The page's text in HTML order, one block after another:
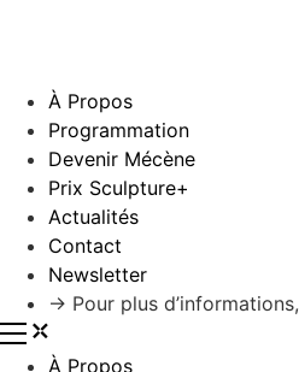
À Propos
Programmation
Devenir Mécène
Prix Sculpture+
Actualités
Contact
Newsletter
→ Pour plus d’informations,
À Propos